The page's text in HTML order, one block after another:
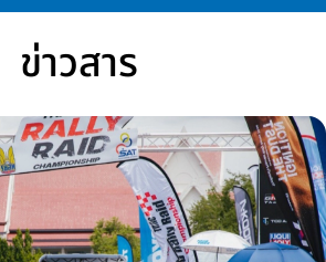
ข่าวสาร